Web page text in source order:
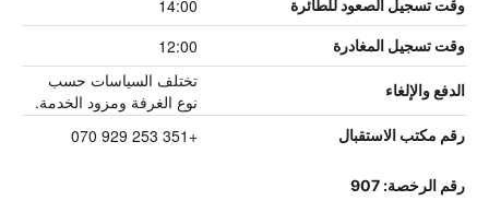
وقت تسجيل الصعود للطائرة 14:00
وقت تسجيل المغادرة 12:00
الدفع والإلغاء
تختلف السياسات حسب
نوع الغرفة ومزود الخدمة.
رقم مكتب الاستقبال +351 253 929 070
رقم الرخصة: 907